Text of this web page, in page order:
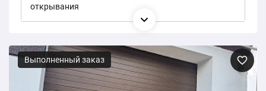
открывания
Выполненный заказ